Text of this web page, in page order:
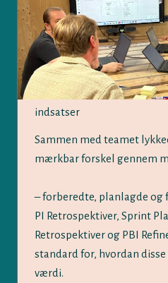
indsatser
Sammen med teamet
mærkbar forskel gennem
– forberedte, planlagde og
PI Retrospektiver, Sprint
Retrospektiver og PBI
standard for, hvordan
værdi.